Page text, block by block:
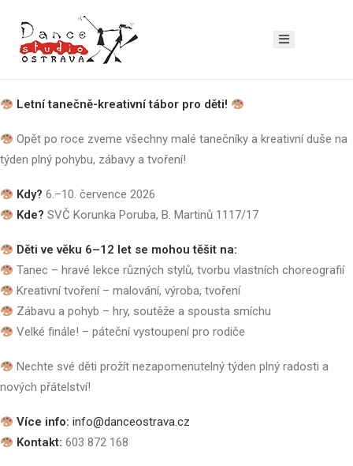
Letní tanečně-kreativní tábor pro děti!
Opět po roce zveme všechny malé tanečníky a kreativní duše na
týden plný pohybu, zábavy a tvoření!
Kdy? 6.–10. července 2026
Kde? SVČ Korunka Poruba, B. Martinů 1117/17
Děti ve věku 6–12 let se mohou těšit na:
Tanec – hravé lekce různých stylů, tvorbu vlastních choreografií
Kreativní tvoření – malování, výroba, tvoření
Zábavu a pohyb – hry, soutěže a spousta smíchu
Velké finále! – páteční vystoupení pro rodiče
Nechte své děti prožít nezapomenutelný týden plný radosti a
nových přátelství!
Více info: info@danceostrava.cz
Kontakt: 603 872 168